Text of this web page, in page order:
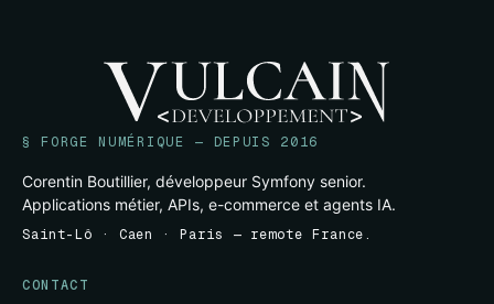
§ FORGE NUMÉRIQUE — DEPUIS 2016
Corentin Boutillier, développeur Symfony senior.
Applications métier, APIs, e-commerce et agents IA.
Saint-Lô · Caen · Paris — remote France.
CONTACT